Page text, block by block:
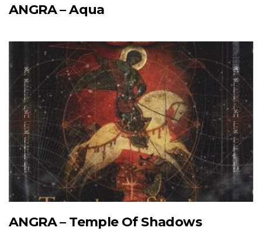
ANGRA – Aqua
ANGRA – Temple Of Shadows